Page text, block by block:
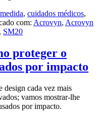
, cuidados médicos,
com: Acrovyn, Acrovyn
, SM20
proteger o
por impacto
design cada vez mais
vamos mostrar-lhe
por impacto.